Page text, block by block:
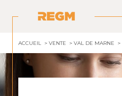
ACCUEIL VENTE VAL DE MARNE